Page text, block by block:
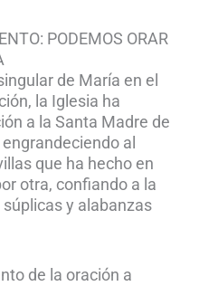
PODEMOS ORAR
de María en el
la Iglesia ha
a la Santa Madre de
al
que ha hecho en
otra, confiando a la
y alabanzas
de la oración a